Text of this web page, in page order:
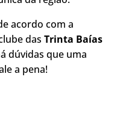
acordo com a
dasTrinta Baías
dúvidas que uma
a pena!